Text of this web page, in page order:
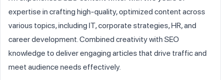
expertise in crafting high-quality, optimized content across
various topics, including IT, corporate strategies, HR, and
career development. Combined creativity with SEO
knowledge to deliver engaging articles that drive traffic and
meet audience needs effectively.